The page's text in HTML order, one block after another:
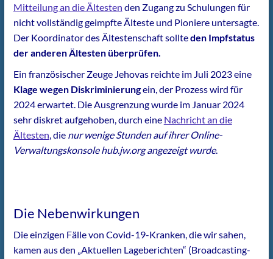
Mitteilung an die Ältesten den Zugang zu Schulungen für
nicht vollständig geimpfte Älteste und Pioniere untersagte.
Der Koordinator des Ältestenschaft sollteden Impfstatus
der anderen Ältesten überprüfen.
Ein französischer Zeuge Jehovas reichte im Juli 2023 eine
Klage wegen Diskriminierungein, der Prozess wird für
2024 erwartet. Die Ausgrenzung wurde im Januar 2024
sehr diskret aufgehoben, durch eine Nachricht an die
Ältesten, die nur wenige Stunden auf ihrer Online-
Verwaltungskonsole hub.jw.org angezeigt wurde.
Die Nebenwirkungen
Die einzigen Fälle von Covid-19-Kranken, die wir sahen,
kamen aus den „Aktuellen Lageberichten“ (Broadcasting-